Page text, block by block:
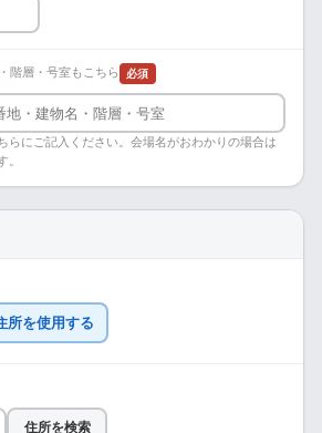
階層・号室もこちら 必須
らにご記入ください。会場名がおわかりの場合は
。
所を使用する
住所を検索